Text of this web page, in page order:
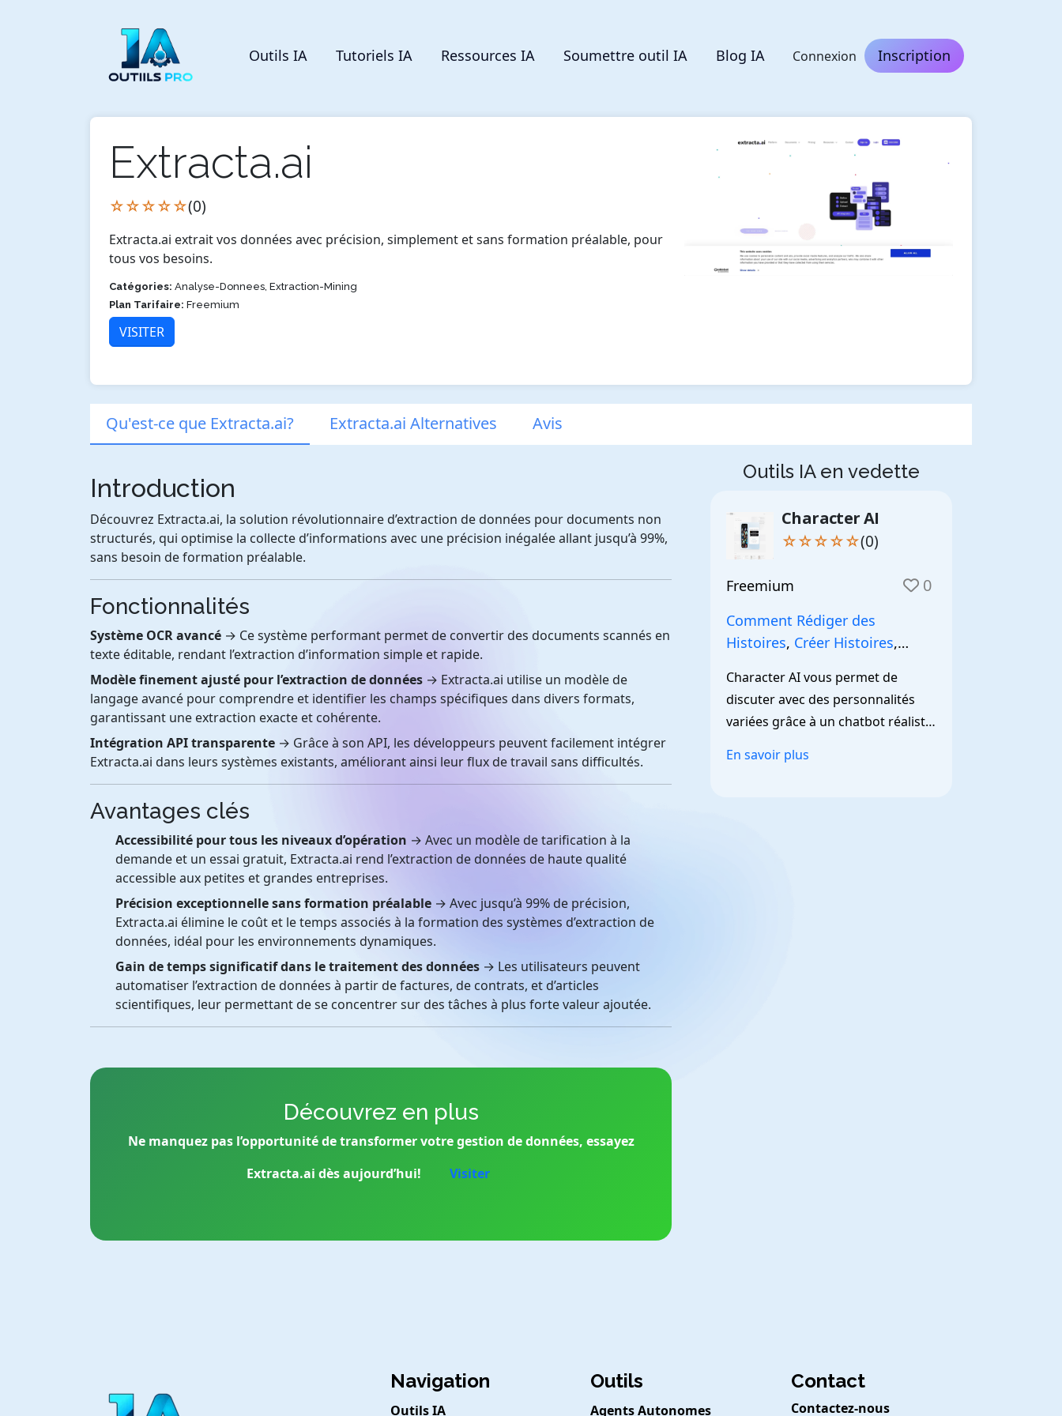
Outils IA Tutoriels IA Ressources IA Soumettre outil IA Blog IA Connexion Inscription
Extracta.ai
☆☆☆☆☆(0)
Extracta.ai extrait vos données avec précision, simplement et sans formation préalable, pour
tous vos besoins.
Catégories: Analyse-Donnees, Extraction-Mining
Plan Tarifaire: Freemium
VISITER
Qu'est-ce que Extracta.ai? Extracta.ai Alternatives Avis
Introduction
Découvrez Extracta.ai, la solution révolutionnaire d’extraction de données pour documents non
structurés, qui optimise la collecte d’informations avec une précision inégalée allant jusqu’à 99%,
sans besoin de formation préalable.
Fonctionnalités
Système OCR avancé → Ce système performant permet de convertir des documents scannés en
texte éditable, rendant l’extraction d’information simple et rapide.
Modèle finement ajusté pour l’extraction de données → Extracta.ai utilise un modèle de
langage avancé pour comprendre et identifier les champs spécifiques dans divers formats,
garantissant une extraction exacte et cohérente.
Intégration API transparente → Grâce à son API, les développeurs peuvent facilement intégrer
Extracta.ai dans leurs systèmes existants, améliorant ainsi leur flux de travail sans difficultés.
Avantages clés
Accessibilité pour tous les niveaux d’opération → Avec un modèle de tarification à la
demande et un essai gratuit, Extracta.ai rend l’extraction de données de haute qualité
accessible aux petites et grandes entreprises.
Précision exceptionnelle sans formation préalable → Avec jusqu’à 99% de précision,
Extracta.ai élimine le coût et le temps associés à la formation des systèmes d’extraction de
données, idéal pour les environnements dynamiques.
Gain de temps significatif dans le traitement des données → Les utilisateurs peuvent
automatiser l’extraction de données à partir de factures, de contrats, et d’articles
scientifiques, leur permettant de se concentrer sur des tâches à plus forte valeur ajoutée.
Découvrez en plus
Ne manquez pas l’opportunité de transformer votre gestion de données, essayez
Extracta.ai dès aujourd’hui!
Visiter
Outils IA en vedette
Character AI
☆☆☆☆☆(0)
Freemium 0
Comment Rédiger des
Histoires, Créer Histoires,
Character AI vous permet de
discuter avec des personnalités
variées grâce à un chatbot réaliste
En savoir plus
Navigation
Outils IA
Outils
Agents Autonomes
Contact
Contactez-nous